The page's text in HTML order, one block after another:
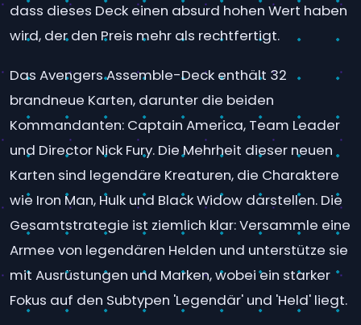
dass dieses Deck einen absurd hohen Wert haben
wird, der den Preis mehr als rechtfertigt.
Das Avengers Assemble-Deck enthält 32
brandneue Karten, darunter die beiden
Kommandanten: Captain America, Team Leader
und Director Nick Fury. Die Mehrheit dieser neuen
Karten sind legendäre Kreaturen, die Charaktere
wie Iron Man, Hulk und Black Widow darstellen. Die
Gesamtstrategie ist ziemlich klar: Versammle eine
Armee von legendären Helden und unterstütze sie
mit Ausrüstungen und Marken, wobei ein starker
Fokus auf den Subtypen 'Legendär' und 'Held' liegt.